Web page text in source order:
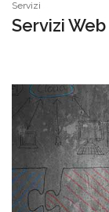
Servizi
Servizi Web